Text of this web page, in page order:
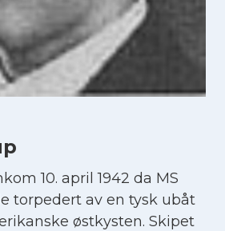
10. april 1942 da MS
torpedert av en tysk ubåt
østkysten. Skipet